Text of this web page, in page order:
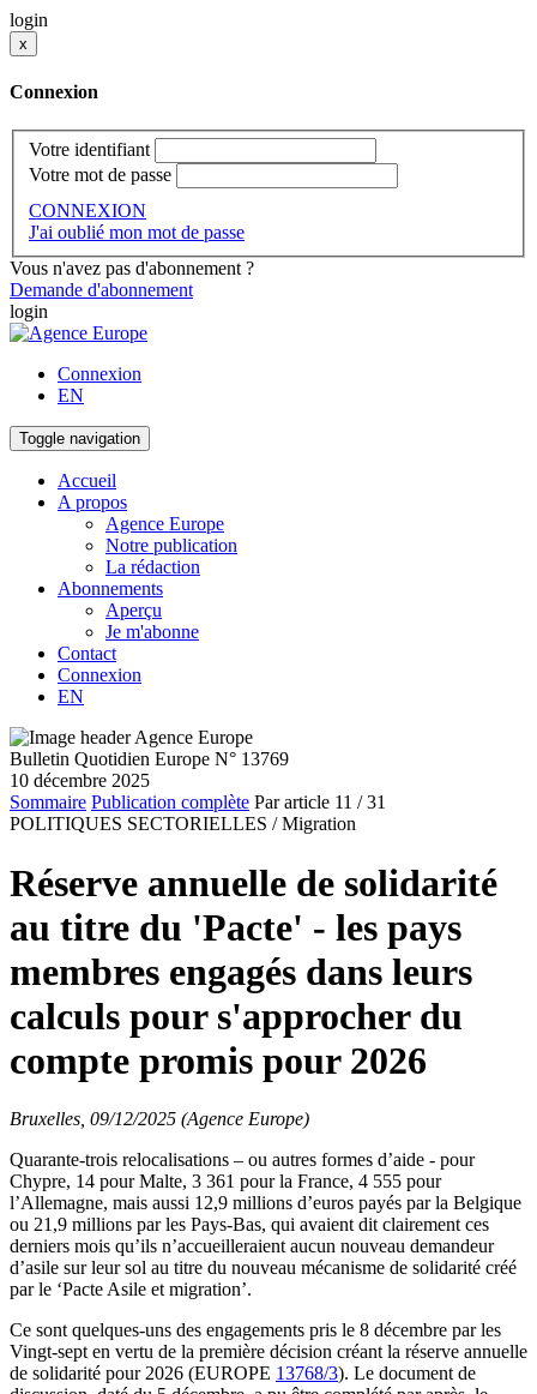
login
x
Connexion
Votre identifiant
Votre mot de passe
CONNEXION
J'ai oublié mon mot de passe
Vous n'avez pas d'abonnement ?
Demande d'abonnement
login
Connexion
EN
Toggle navigation
Accueil
A propos
Agence Europe
Notre publication
La rédaction
Abonnements
Aperçu
Je m'abonne
Contact
Connexion
EN
Bulletin Quotidien Europe N° 13769
10 décembre 2025
Sommaire Publication complète Par article 11 / 31
POLITIQUES SECTORIELLES / Migration
Réserve annuelle de solidarité
au titre du 'Pacte' - les pays
membres engagés dans leurs
calculs pour s'approcher du
compte promis pour 2026
Bruxelles, 09/12/2025 (Agence Europe)
Quarante-trois relocalisations – ou autres formes d’aide - pour
Chypre, 14 pour Malte, 3 361 pour la France, 4 555 pour
l’Allemagne, mais aussi 12,9 millions d’euros payés par la Belgique
ou 21,9 millions par les Pays-Bas, qui avaient dit clairement ces
derniers mois qu’ils n’accueilleraient aucun nouveau demandeur
d’asile sur leur sol au titre du nouveau mécanisme de solidarité créé
par le ‘Pacte Asile et migration’.
Ce sont quelques-uns des engagements pris le 8 décembre par les
Vingt-sept en vertu de la première décision créant la réserve annuelle
de solidarité pour 2026 (EUROPE 13768/3). Le document de